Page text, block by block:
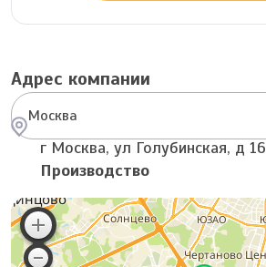
Адрес компании
Москва
г Москва, ул Голубинская, д 16
Производство